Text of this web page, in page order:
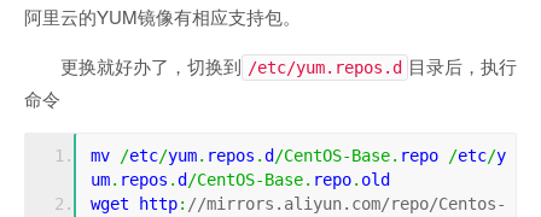
阿里云的YUM镜像有相应支持包。
更换就好办了，切换到 /etc/yum.repos.d 目录后，执行
命令
mv /etc/yum. repos .d/CentOS-Base. repo /etc/y
um. repos .d/CentOS-Base. repo. old
wget http: //mirrors.aliyun.com/repo/Centos-